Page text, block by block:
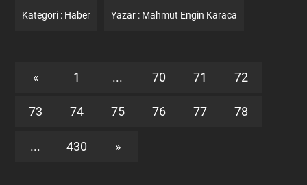
Kategori : Haber Yazar : Mahmut Engin Karaca
« 1 ... 70 71 72
73 74 75 76 77 78
... 430 »